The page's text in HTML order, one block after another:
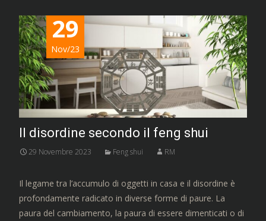
29
Nov/23
Il disordine secondo il feng shui
29 Novembre 2023 Feng shui RM
Il legame tra l’accumulo di oggetti in casa e il disordine è
profondamente radicato in diverse forme di paure. La
paura del cambiamento, la paura di essere dimenticati o di